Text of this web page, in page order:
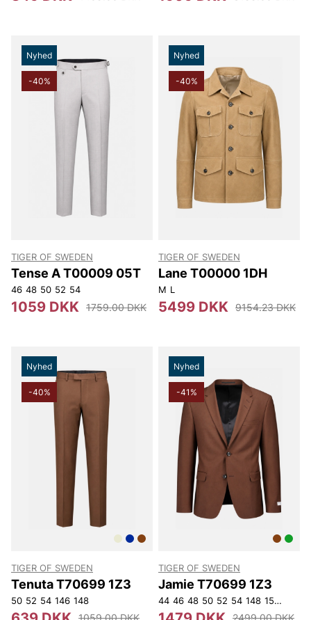
Nyhed
-40%
TIGER OF SWEDEN
Tense A T00009 05T
46 48 50 52 54
1059 DKK 1759.00 DKK
Nyhed
-40%
TIGER OF SWEDEN
Lane T00000 1DH
M L
5499 DKK 9154.23 DKK
Nyhed
-40%
TIGER OF SWEDEN
Tenuta T70699 1Z3
50 52 54 146 148
Nyhed
-41%
TIGER OF SWEDEN
Jamie T70699 1Z3
44 46 48 50 52 54 148 150